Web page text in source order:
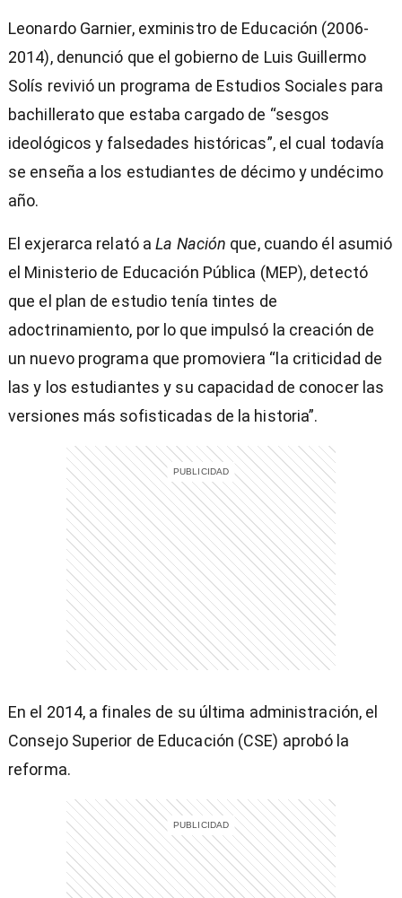
Leonardo Garnier, exministro de Educación (2006-
2014), denunció que el gobierno de Luis Guillermo
Solís revivió un programa de Estudios Sociales para
bachillerato que estaba cargado de “sesgos
ideológicos y falsedades históricas”, el cual todavía
se enseña a los estudiantes de décimo y undécimo
año.
El exjerarca relató aLa Nación que, cuando él asumió
el Ministerio de Educación Pública (MEP), detectó
que el plan de estudio tenía tintes de
adoctrinamiento, por lo que impulsó la creación de
un nuevo programa que promoviera “la criticidad de
las y los estudiantes y su capacidad de conocer las
versiones más sofisticadas de la historia”.
En el 2014, a finales de su última administración, el
Consejo Superior de Educación (CSE) aprobó la
reforma.